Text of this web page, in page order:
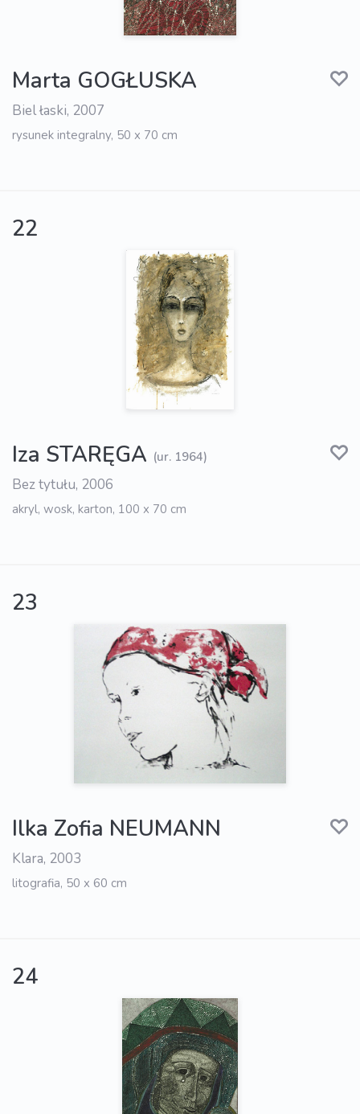
Marta GOGŁUSKA
Biel łaski, 2007
rysunek integralny, 50 x 70 cm
22
Iza STARĘGA (ur. 1964)
Bez tytułu, 2006
akryl, wosk, karton, 100 x 70 cm
23
Ilka Zofia NEUMANN
Klara, 2003
litografia, 50 x 60 cm
24